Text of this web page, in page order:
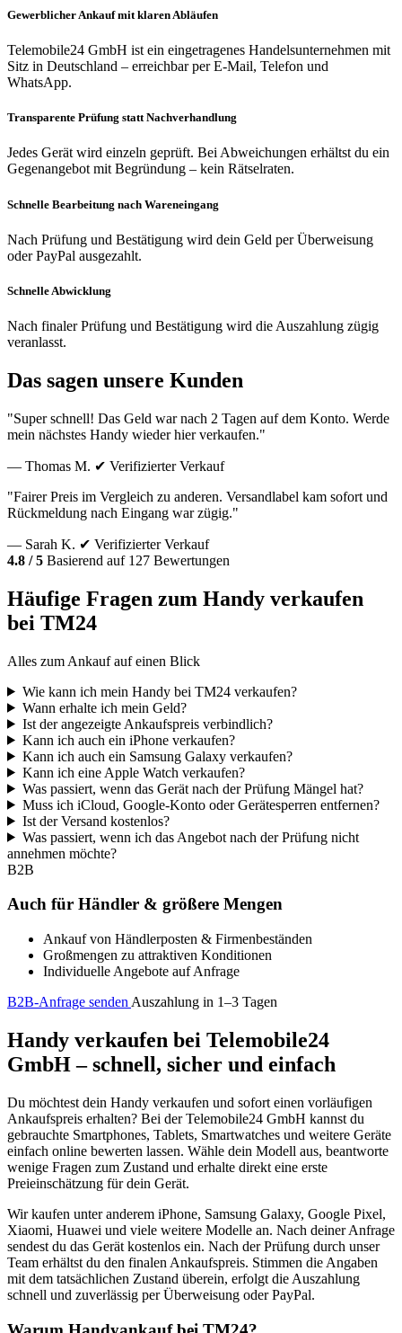
Gewerblicher Ankauf mit klaren Abläufen
Telemobile24 GmbH ist ein eingetragenes Handelsunternehmen mit
Sitz in Deutschland – erreichbar per E-Mail, Telefon und
WhatsApp.
Transparente Prüfung statt Nachverhandlung
Jedes Gerät wird einzeln geprüft. Bei Abweichungen erhältst du ein
Gegenangebot mit Begründung – kein Rätselraten.
Schnelle Bearbeitung nach Wareneingang
Nach Prüfung und Bestätigung wird dein Geld per Überweisung
oder PayPal ausgezahlt.
Schnelle Abwicklung
Nach finaler Prüfung und Bestätigung wird die Auszahlung zügig
veranlasst.
Das sagen unsere Kunden
"Super schnell! Das Geld war nach 2 Tagen auf dem Konto. Werde
mein nächstes Handy wieder hier verkaufen."
— Thomas M. ✔ Verifizierter Verkauf
"Fairer Preis im Vergleich zu anderen. Versandlabel kam sofort und
Rückmeldung nach Eingang war zügig."
— Sarah K. ✔ Verifizierter Verkauf
4.8 / 5 Basierend auf 127 Bewertungen
Häufige Fragen zum Handy verkaufen
bei TM24
Alles zum Ankauf auf einen Blick
Wie kann ich mein Handy bei TM24 verkaufen?
Wann erhalte ich mein Geld?
Ist der angezeigte Ankaufspreis verbindlich?
Kann ich auch ein iPhone verkaufen?
Kann ich auch ein Samsung Galaxy verkaufen?
Kann ich eine Apple Watch verkaufen?
Was passiert, wenn das Gerät nach der Prüfung Mängel hat?
Muss ich iCloud, Google-Konto oder Gerätesperren entfernen?
Ist der Versand kostenlos?
Was passiert, wenn ich das Angebot nach der Prüfung nicht
annehmen möchte?
B2B
Auch für Händler & größere Mengen
Ankauf von Händlerposten & Firmenbeständen
Großmengen zu attraktiven Konditionen
Individuelle Angebote auf Anfrage
B2B-Anfrage senden Auszahlung in 1–3 Tagen
Handy verkaufen bei Telemobile24
GmbH – schnell, sicher und einfach
Du möchtest dein Handy verkaufen und sofort einen vorläufigen
Ankaufspreis erhalten? Bei der Telemobile24 GmbH kannst du
gebrauchte Smartphones, Tablets, Smartwatches und weitere Geräte
einfach online bewerten lassen. Wähle dein Modell aus, beantworte
wenige Fragen zum Zustand und erhalte direkt eine erste
Preieinschätzung für dein Gerät.
Wir kaufen unter anderem iPhone, Samsung Galaxy, Google Pixel,
Xiaomi, Huawei und viele weitere Modelle an. Nach deiner Anfrage
sendest du das Gerät kostenlos ein. Nach der Prüfung durch unser
Team erhältst du den finalen Ankaufspreis. Stimmen die Angaben
mit dem tatsächlichen Zustand überein, erfolgt die Auszahlung
schnell und zuverlässig per Überweisung oder PayPal.